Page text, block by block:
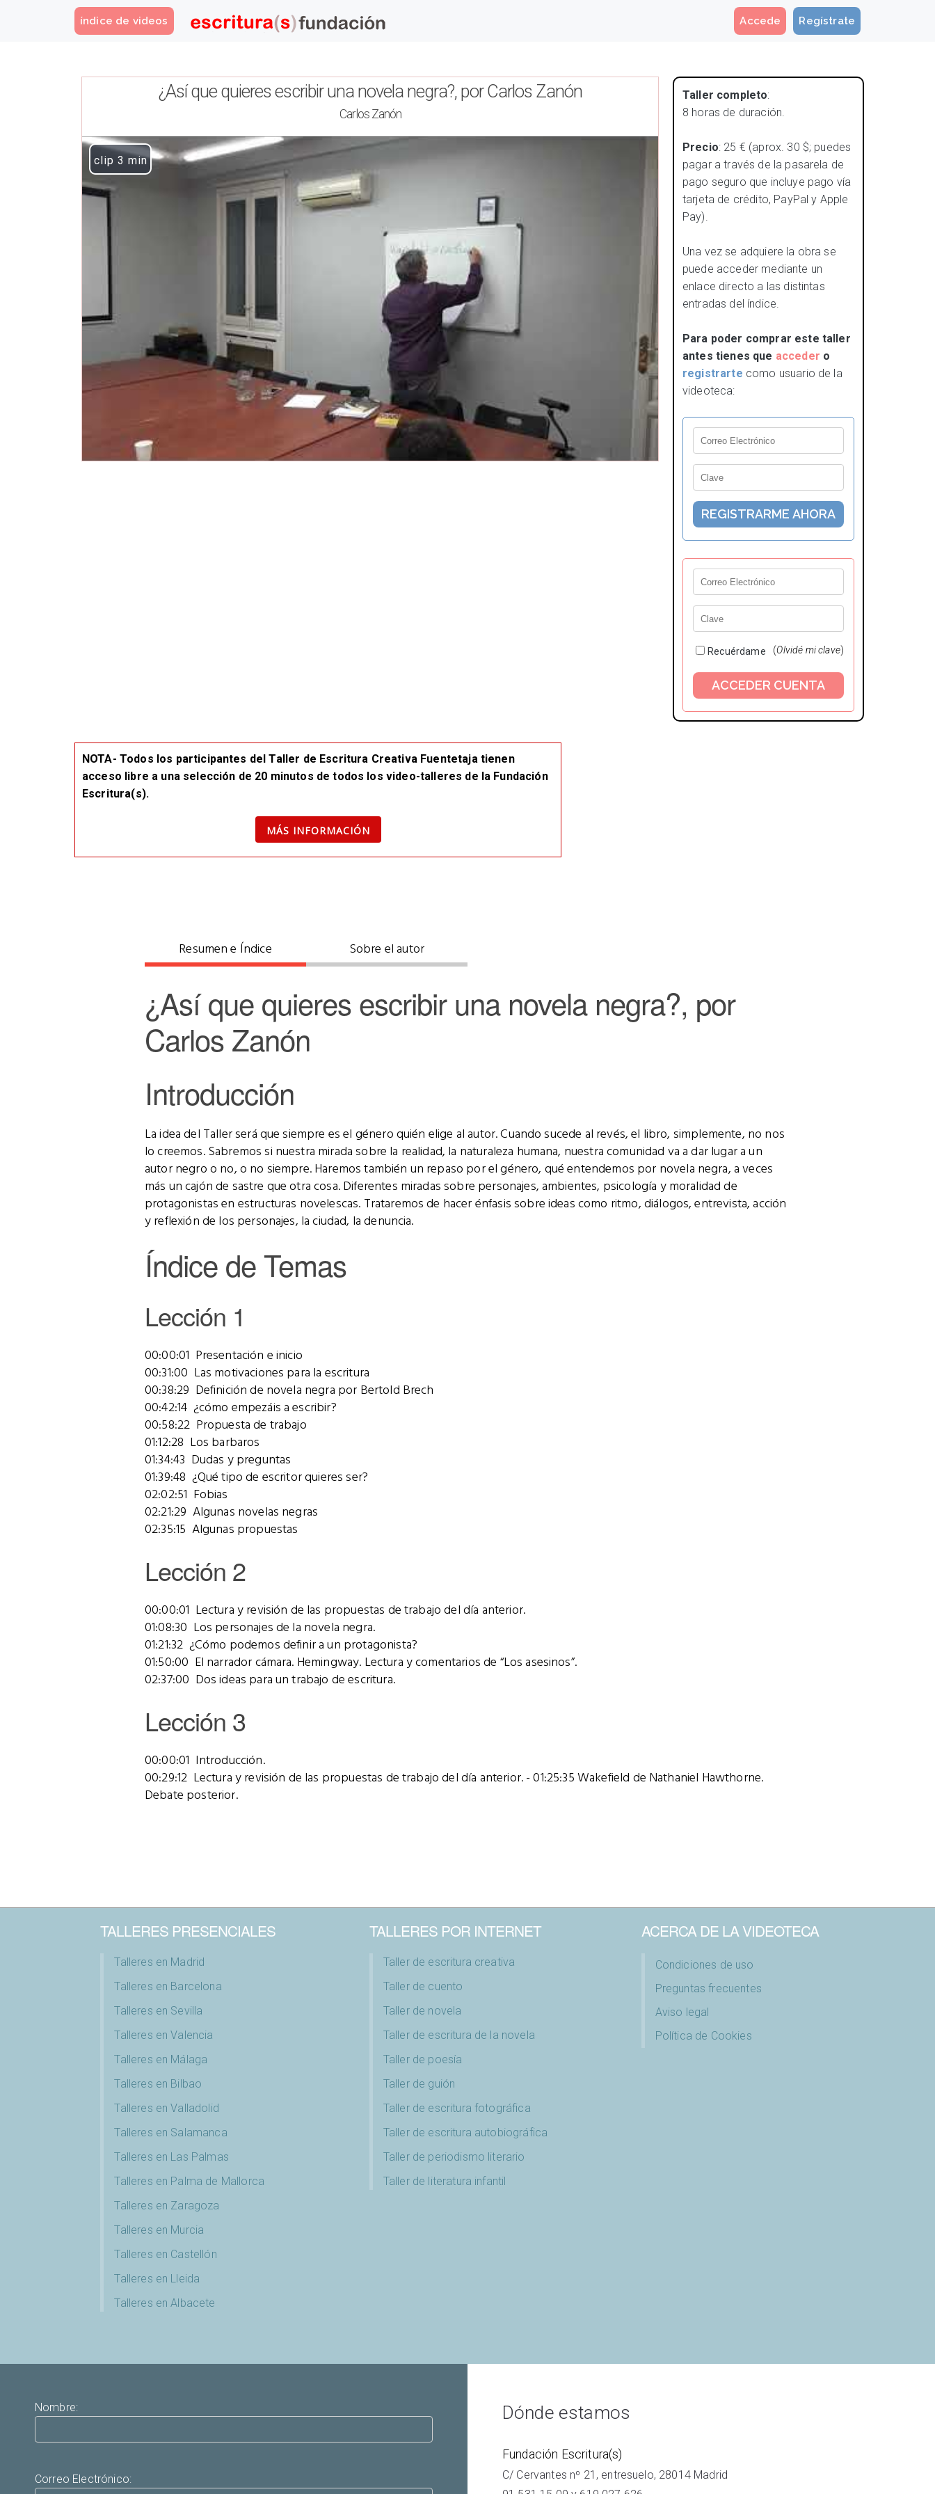
índice de videos Regístrate
Accede
¿Así que quieres escribir una novela negra?, por Carlos Zanón
Carlos Zanón
Play Video
Taller completo:
8 horas de duración.
Precio: 25 € (aprox. 30 $; puedes
pagar a través de la pasarela de
pago seguro que incluye pago vía
tarjeta de crédito, PayPal y Apple
Pay).
Una vez se adquiere la obra se
puede acceder mediante un
enlace directo a las distintas
entradas del índice.
Para poder comprar este taller
antes tienes que acceder o
registrarte como usuario de la
videoteca:
Recuérdame (Olvidé mi clave)
NOTA- Todos los participantes del Taller de Escritura Creativa Fuentetaja tienen
acceso libre a una selección de 20 minutos de todos los video-talleres de la Fundación
Escritura(s).
MÁS INFORMACIÓN
Resumen e Índice Sobre el autor
¿Así que quieres escribir una novela negra?, por
Carlos Zanón
Introducción
La idea del Taller será que siempre es el género quién elige al autor. Cuando sucede al revés, el libro, simplemente, no nos
lo creemos. Sabremos si nuestra mirada sobre la realidad, la naturaleza humana, nuestra comunidad va a dar lugar a un
autor negro o no, o no siempre. Haremos también un repaso por el género, qué entendemos por novela negra, a veces
más un cajón de sastre que otra cosa. Diferentes miradas sobre personajes, ambientes, psicología y moralidad de
protagonistas en estructuras novelescas. Trataremos de hacer énfasis sobre ideas como ritmo, diálogos, entrevista, acción
y reflexión de los personajes, la ciudad, la denuncia.
Índice de Temas
Lección 1
00:00:01 Presentación e inicio
00:31:00 Las motivaciones para la escritura
00:38:29 Definición de novela negra por Bertold Brech
00:42:14 ¿cómo empezáis a escribir?
00:58:22 Propuesta de trabajo
01:12:28 Los barbaros
01:34:43 Dudas y preguntas
01:39:48 ¿Qué tipo de escritor quieres ser?
02:02:51 Fobias
02:21:29 Algunas novelas negras
02:35:15 Algunas propuestas
Lección 2
00:00:01 Lectura y revisión de las propuestas de trabajo del día anterior.
01:08:30 Los personajes de la novela negra.
01:21:32 ¿Cómo podemos definir a un protagonista?
01:50:00 El narrador cámara. Hemingway. Lectura y comentarios de “Los asesinos”.
02:37:00 Dos ideas para un trabajo de escritura.
Lección 3
00:00:01 Introducción.
00:29:12 Lectura y revisión de las propuestas de trabajo del día anterior. - 01:25:35 Wakefield de Nathaniel Hawthorne.
Debate posterior.
TALLERES PRESENCIALES
Talleres en Madrid
Talleres en Barcelona
Talleres en Sevilla
Talleres en Valencia
Talleres en Málaga
Talleres en Bilbao
Talleres en Valladolid
Talleres en Salamanca
Talleres en Las Palmas
Talleres en Palma de Mallorca
Talleres en Zaragoza
Talleres en Murcia
Talleres en Castellón
Talleres en Lleida
Talleres en Albacete
TALLERES POR INTERNET
Taller de escritura creativa
Taller de cuento
Taller de novela
Taller de escritura de la novela
Taller de poesía
Taller de guión
Taller de escritura fotográfica
Taller de escritura autobiográfica
Taller de periodismo literario
Taller de literatura infantil
ACERCA DE LA VIDEOTECA
Condiciones de uso
Preguntas frecuentes
Aviso legal
Política de Cookies
Nombre:
Correo Electrónico:
Dónde estamos
Fundación Escritura(s)
C/ Cervantes nº 21, entresuelo, 28014 Madrid